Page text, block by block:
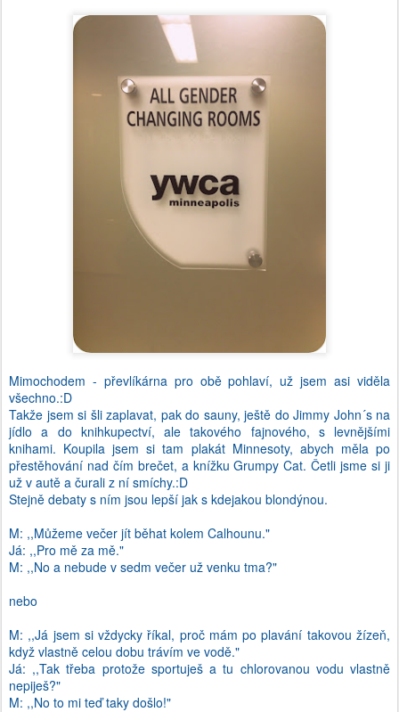
Mimochodem - převlíkárna pro obě pohlaví, už jsem asi viděla
všechno.:D
Takže jsem si šli zaplavat, pak do sauny, ještě do Jimmy John´s na
jídlo a do knihkupectví, ale takového fajnového, s levnějšími
knihami. Koupila jsem si tam plakát Minnesoty, abych měla po
přestěhování nad čím brečet, a knížku Grumpy Cat. Četli jsme si ji
už v autě a čurali z ní smíchy.:D
Stejně debaty s ním jsou lepší jak s kdejakou blondýnou.
M: ,,Můžeme večer jít běhat kolem Calhounu."
Já: ,,Pro mě za mě."
M: ,,No a nebude v sedm večer už venku tma?"
nebo
M: ,,Já jsem si vždycky říkal, proč mám po plavání takovou žízeň,
když vlastně celou dobu trávím ve vodě."
Já: ,,Tak třeba protože sportuješ a tu chlorovanou vodu vlastně
nepiješ?"
M: ,,No to mi teď taky došlo!"